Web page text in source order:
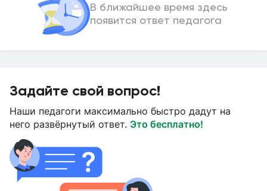
В ближайшее время здесь
появится ответ педагога
Задайте свой вопрос!
Наши педагоги максимально быстро дадут на
него развёрнутый ответ. Это бесплатно!